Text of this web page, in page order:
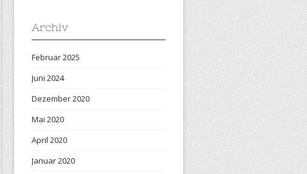
Archiv
Februar 2025
Juni 2024
Dezember 2020
Mai 2020
April 2020
Januar 2020